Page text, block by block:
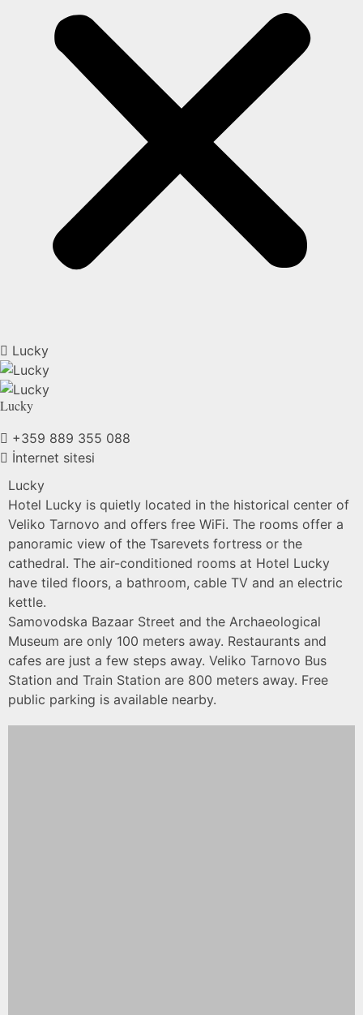
Lucky
Lucky
+359 889 355 088
İnternet sitesi
Lucky
Hotel Lucky is quietly located in the historical center of
Veliko Tarnovo and offers free WiFi. The rooms offer a
panoramic view of the Tsarevets fortress or the
cathedral. The air-conditioned rooms at Hotel Lucky
have tiled floors, a bathroom, cable TV and an electric
kettle.
Samovodska Bazaar Street and the Archaeological
Museum are only 100 meters away. Restaurants and
cafes are just a few steps away. Veliko Tarnovo Bus
Station and Train Station are 800 meters away. Free
public parking is available nearby.